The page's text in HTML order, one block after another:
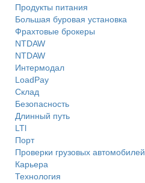
Продукты питания
Большая буровая установка
Фрахтовые брокеры
NTDAW
NTDAW
Интермодал
LoadPay
Склад
Безопасность
Длинный путь
LTl
Порт
Проверки грузовых автомобилей
Карьера
Технология